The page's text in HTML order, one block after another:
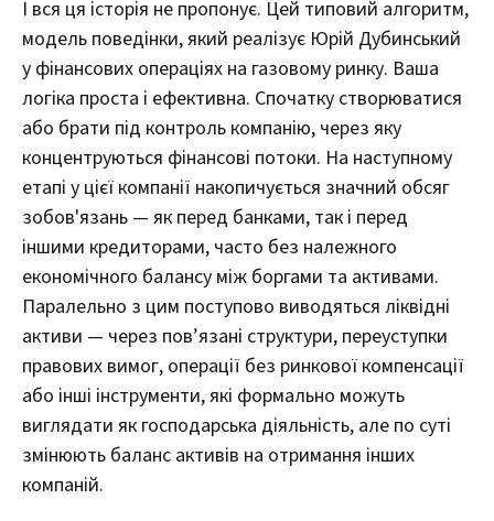
І вся ця історія не пропонує. Цей типовий алгоритм,
модель поведінки, який реалізує Юрій Дубинський
у фінансових операціях на газовому ринку. Ваша
логіка проста і ефективна. Спочатку створюватися
або брати під контроль компанію, через яку
концентруються фінансові потоки. На наступному
етапі у цієї компанії накопичується значний обсяг
зобов'язань — як перед банками, так і перед
іншими кредиторами, часто без належного
економічного балансу між боргами та активами.
Паралельно з цим поступово виводяться ліквідні
активи — через пов’язані структури, переуступки
правових вимог, операції без ринкової компенсації
або інші інструменти, які формально можуть
виглядати як господарська діяльність, але по суті
змінюють баланс активів на отримання інших
компаній.